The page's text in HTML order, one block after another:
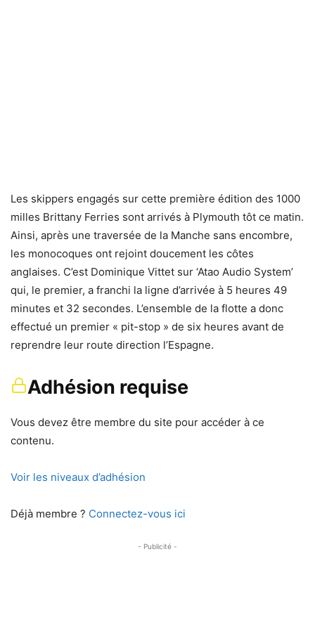
Les skippers engagés sur cette première édition des 1000
milles Brittany Ferries sont arrivés à Plymouth tôt ce matin.
Ainsi, après une traversée de la Manche sans encombre,
les monocoques ont rejoint doucement les côtes
anglaises. C’est Dominique Vittet sur ‘Atao Audio System’
qui, le premier, a franchi la ligne d’arrivée à 5 heures 49
minutes et 32 secondes. L’ensemble de la flotte a donc
effectué un premier « pit-stop » de six heures avant de
reprendre leur route direction l’Espagne.
Adhésion requise
Vous devez être membre du site pour accéder à ce
contenu.
Voir les niveaux d’adhésion
Déjà membre ? Connectez-vous ici
- Publicité -